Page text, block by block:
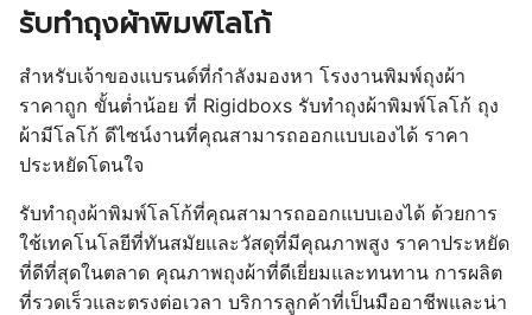
รับทำถุงผ้าพิมพ์โลโก้
สำหรับเจ้าของแบรนด์ที่กำลังมองหา โรงงานพิมพ์ถุงผ้า
ราคาถูก ขั้นต่ำน้อย ที่ Rigidboxs รับทำถุงผ้าพิมพ์โลโก้ ถุง
ผ้ามีโลโก้ ดีไซน์งานที่คุณสามารถออกแบบเองได้ ราคา
ประหยัดโดนใจ
รับทำถุงผ้าพิมพ์โลโก้ที่คุณสามารถออกแบบเองได้ ด้วยการ
ใช้เทคโนโลยีที่ทันสมัยและวัสดุที่มีคุณภาพสูง ราคาประหยัด
ที่ดีที่สุดในตลาด คุณภาพถุงผ้าที่ดีเยี่ยมและทนทาน การผลิต
ที่รวดเร็วและตรงต่อเวลา บริการลูกค้าที่เป็นมืออาชีพและน่า